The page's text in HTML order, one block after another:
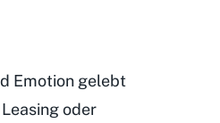
Emotion gelebt
oder